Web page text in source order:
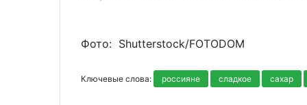
Фото: Shutterstoсk/FOTODOM
Ключевые слова: россияне сладкое сахар